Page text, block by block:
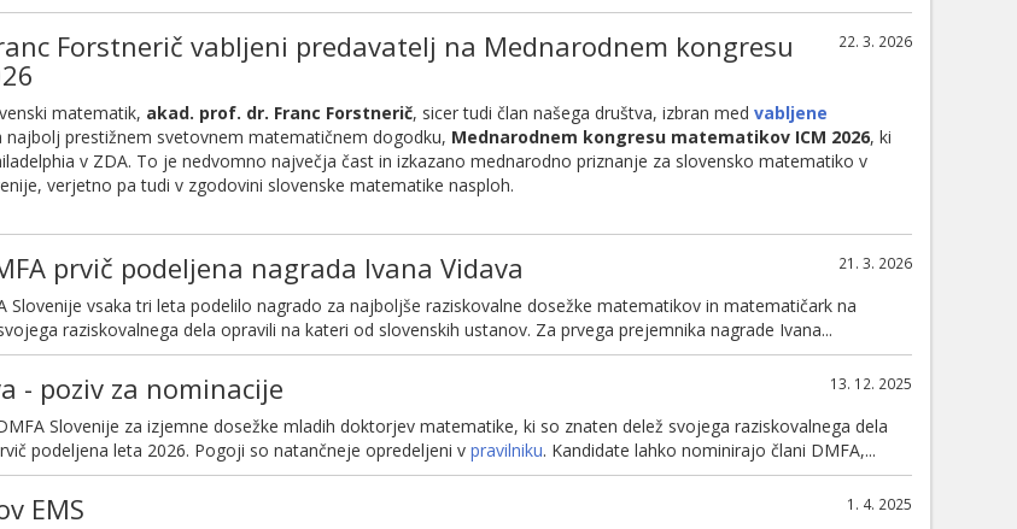
22. 3. 2026
Forstnerič vabljeni predavatelj na Mednarodnem kongresu
matematik, akad. prof. dr. Franc Forstnerič, sicer tudi član našega društva, izbran med vabljene
najbolj prestižnem svetovnem matematičnem dogodku, Mednarodnem kongresu matematikov ICM 2026, ki
v ZDA. To je nedvomno največja čast in izkazano mednarodno priznanje za slovensko matematiko v
verjetno pa tudi v zgodovini slovenske matematike nasploh.
21. 3. 2026
prvič podeljena nagrada Ivana Vidava
Slovenije vsaka tri leta podelilo nagrado za najboljše raziskovalne dosežke matematikov in matematičark na
raziskovalnega dela opravili na kateri od slovenskih ustanov. Za prvega prejemnika nagrade Ivana...
13. 12. 2025
- poziv za nominacije
Slovenije za izjemne dosežke mladih doktorjev matematike, ki so znaten delež svojega raziskovalnega dela
podeljena leta 2026. Pogoji so natančneje opredeljeni v pravilniku. Kandidate lahko nominirajo člani DMFA,...
1. 4. 2025
EMS